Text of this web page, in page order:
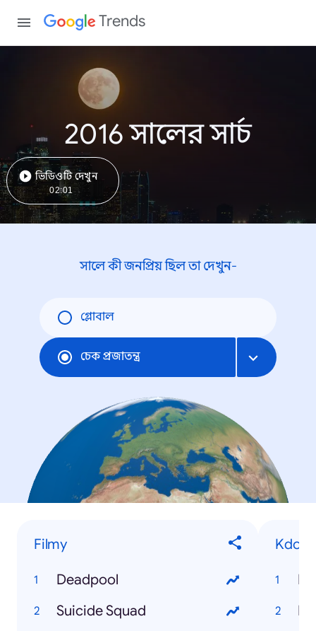
Trends
2016 সালের সার্চ
ভিডিওটি দেখুন
02:01
সালে কী জনপ্রিয় ছিল তা দেখুন-
গ্লোবাল
চেক প্রজাতন্ত্র
Filmy
Deadpool
Suicide Squad
Kdo je